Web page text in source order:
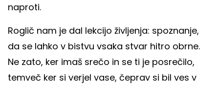
naproti.
Roglič nam je dal lekcijo življenja: spoznanje,
da se lahko v bistvu vsaka stvar hitro obrne.
Ne zato, ker imaš srečo in se ti je posrečilo,
temveč ker si verjel vase, čeprav si bil ves v